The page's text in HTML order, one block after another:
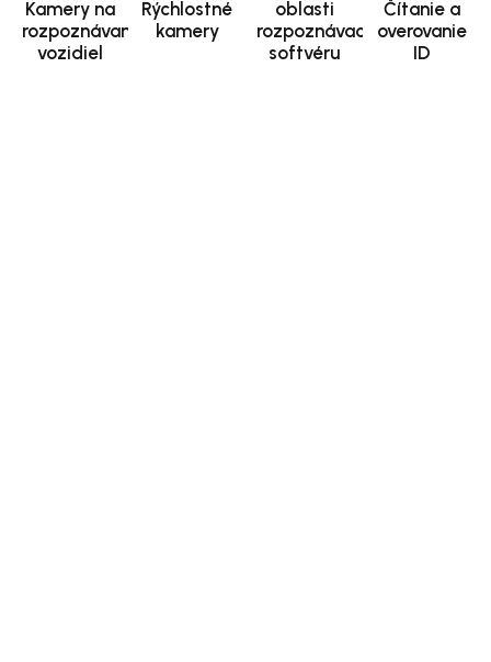
Kamery na
rozpoznávanie
vozidiel
Rýchlostné
kamery
oblasti
rozpoznávacieho
softvéru
Čítanie a
overovanie
ID